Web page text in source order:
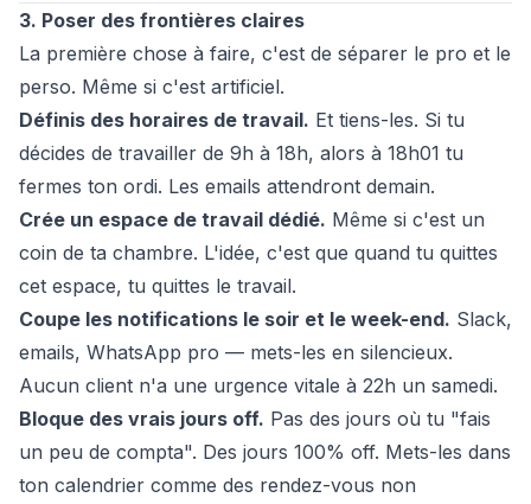
3. Poser des frontières claires
La première chose à faire, c'est de séparer le pro et le
perso. Même si c'est artificiel.
Définis des horaires de travail. Et tiens-les. Si tu
décides de travailler de 9h à 18h, alors à 18h01 tu
fermes ton ordi. Les emails attendront demain.
Crée un espace de travail dédié. Même si c'est un
coin de ta chambre. L'idée, c'est que quand tu quittes
cet espace, tu quittes le travail.
Coupe les notifications le soir et le week-end. Slack,
emails, WhatsApp pro — mets-les en silencieux.
Aucun client n'a une urgence vitale à 22h un samedi.
Bloque des vrais jours off. Pas des jours où tu "fais
un peu de compta". Des jours 100% off. Mets-les dans
ton calendrier comme des rendez-vous non